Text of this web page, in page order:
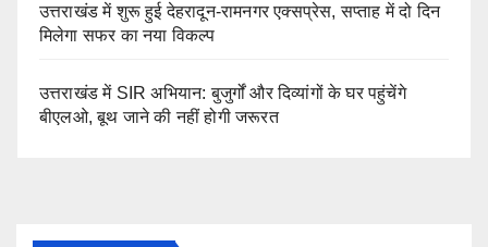
उत्तराखंड में शुरू हुई देहरादून-रामनगर एक्सप्रेस, सप्ताह में दो दिन
मिलेगा सफर का नया विकल्प
उत्तराखंड में SIR अभियान: बुजुर्गों और दिव्यांगों के घर पहुंचेंगे
बीएलओ, बूथ जाने की नहीं होगी जरूरत